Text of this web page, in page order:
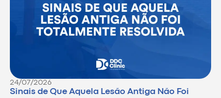
24/07/2026
Sinais de Que Aquela Lesão Antiga Não Foi